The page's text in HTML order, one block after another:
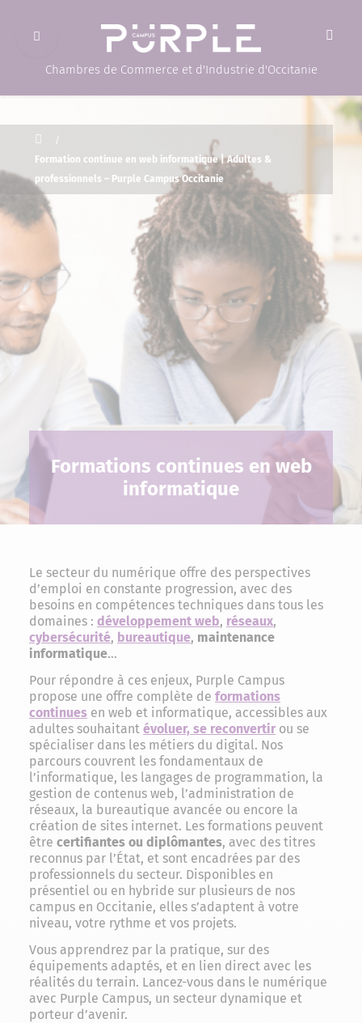
Ouvrir le menu
Chambres de Commerce et d'Industrie d'Occitanie
Accueil
/
Formation continue en web informatique | Adultes &
professionnels – Purple Campus Occitanie
Formations continues en web
informatique
Le secteur du numérique offre des perspectives
d’emploi en constante progression, avec des
besoins en compétences techniques dans tous les
domaines : développement web, réseaux,
cybersécurité, bureautique, maintenance
informatique…
Pour répondre à ces enjeux, Purple Campus
propose une offre complète de formations
continues en web et informatique, accessibles aux
adultes souhaitant évoluer, se reconvertirou se
spécialiser dans les métiers du digital. Nos
parcours couvrent les fondamentaux de
l’informatique, les langages de programmation, la
gestion de contenus web, l’administration de
réseaux, la bureautique avancée ou encore la
création de sites internet. Les formations peuvent
être certifiantes ou diplômantes, avec des titres
reconnus par l’État, et sont encadrées par des
professionnels du secteur. Disponibles en
présentiel ou en hybride sur plusieurs de nos
campus en Occitanie, elles s’adaptent à votre
niveau, votre rythme et vos projets.
Vous apprendrez par la pratique, sur des
équipements adaptés, et en lien direct avec les
réalités du terrain. Lancez-vous dans le numérique
avec Purple Campus, un secteur dynamique et
porteur d’avenir.